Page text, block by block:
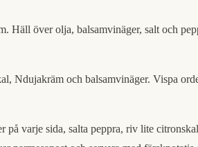
Häll över olja, balsamvinäger, salt och
och balsamvinäger. Vispa
varje sida, salta peppra, riv lite